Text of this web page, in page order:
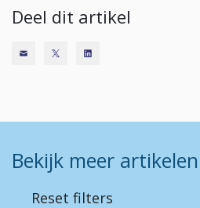
Deel dit artikel
Bekijk meer artikelen
Reset filters